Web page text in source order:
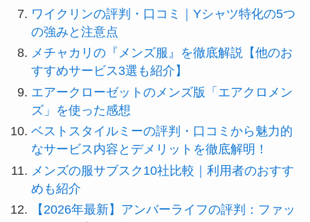
ワイクリンの評判・口コミ｜Yシャツ特化の5つ
の強みと注意点
メチャカリの『メンズ服』を徹底解説【他のお
すすめサービス3選も紹介】
エアークローゼットのメンズ版「エアクロメン
ズ」を使った感想
ベストスタイルミーの評判・口コミから魅力的
なサービス内容とデメリットを徹底解明！
メンズの服サブスク10社比較｜利用者のおすす
めも紹介
【2026年最新】アンバーライフの評判：ファッ